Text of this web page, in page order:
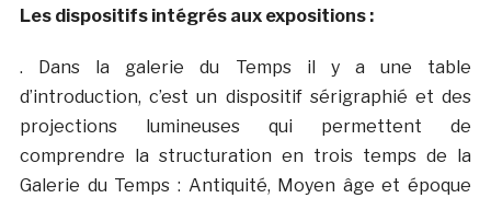
Les dispositifs intégrés aux expositions :
. Dans la galerie du Temps il y a une table
d’introduction, c’est un dispositif sérigraphié et des
projections lumineuses qui permettent de
comprendre la structuration en trois temps de la
Galerie du Temps : Antiquité, Moyen âge et époque